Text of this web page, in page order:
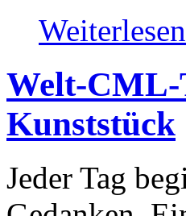
Welt-CML-
Kunststück
Jeder Tag